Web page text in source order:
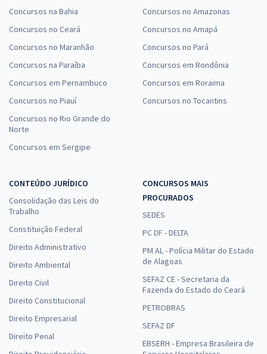
Concursos na Bahia
Concursos no Ceará
Concursos no Maranhão
Concursos na Paraíba
Concursos em Pernambuco
Concursos no Piauí
Concursos no Rio Grande do
Norte
Concursos em Sergipe
Concursos no Amazonas
Concursos no Amapá
Concursos no Pará
Concursos em Rondônia
Concursos em Roraima
Concursos no Tocantins
CONTEÚDO JURÍDICO
Consolidação das Leis do
Trabalho
Constituição Federal
Direito Administrativo
Direito Ambiental
Direito Civil
Direito Constitucional
Direito Empresarial
Direito Penal
CONCURSOS MAIS
PROCURADOS
SEDES
PC DF - DELTA
PM AL - Polícia Militar do Estado
de Alagoas
SEFAZ CE - Secretaria da
Fazenda do Estado do Ceará
PETROBRAS
SEFAZ DF
EBSERH - Empresa Brasileira de